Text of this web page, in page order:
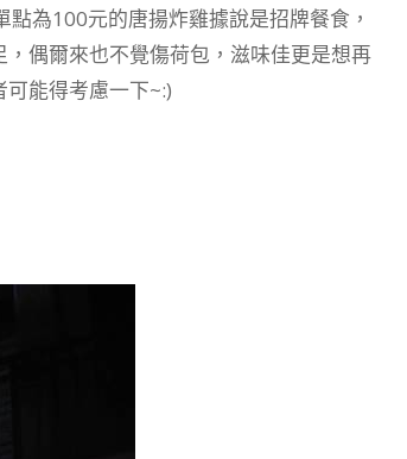
為100元的唐揚炸雞據說是招牌餐食，
偶爾來也不覺傷荷包，滋味佳更是想再
能得考慮一下~:)